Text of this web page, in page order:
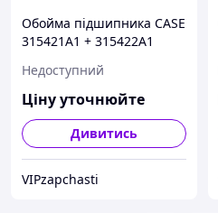
Обойма підшипника CASE
315421A1 + 315422A1
NP904811/NP841384
Недоступний
Ціну уточнюйте
Дивитись
VIPzapchasti